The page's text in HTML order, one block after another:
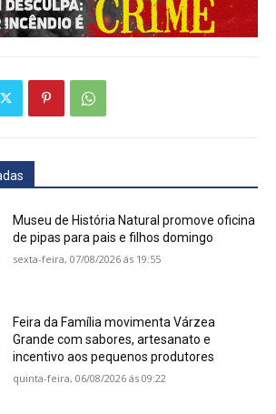
Museu de História Natural promove oficina
de pipas para pais e filhos domingo
sexta-feira, 07/08/2026 ás 19:55
Feira da Família movimenta Várzea
Grande com sabores, artesanato e
incentivo aos pequenos produtores
quinta-feira, 06/08/2026 ás 09:22